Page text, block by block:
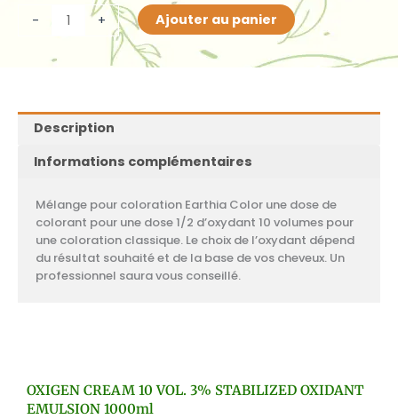
-
STABILIZED
EMULSION
+ Ajouter au panier
Description
Informations complémentaires
Mélange pour coloration Earthia Color une dose de
colorant pour une dose 1/2 d’oxydant 10 volumes pour
une coloration classique. Le choix de l’oxydant dépend
du résultat souhaité et de la base de vos cheveux. Un
professionnel saura vous conseillé.
OXIGEN CREAM 10 VOL. 3% STABILIZED OXIDANT
EMULSION 1000ml